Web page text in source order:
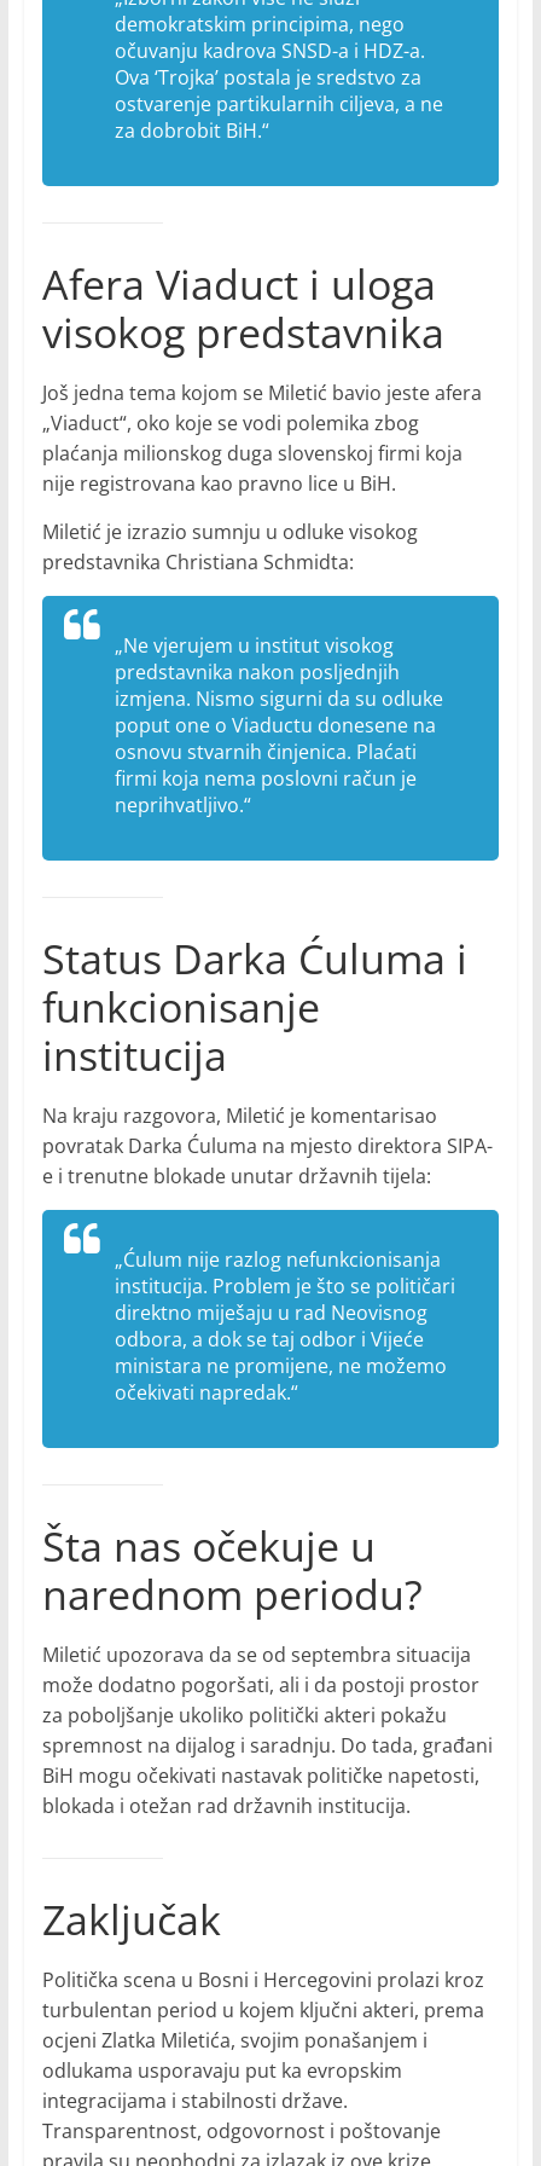
demokratskim principima, nego
očuvanju kadrova SNSD-a i HDZ-a.
Ova ‘Trojka’ postala je sredstvo za
ostvarenje partikularnih ciljeva, a ne
za dobrobit BiH.“
Afera Viaduct i uloga
visokog predstavnika
Još jedna tema kojom se Miletić bavio jeste aferа
„Viaduct“, oko koje se vodi polemika zbog
plaćanja milionskog duga slovenskoj firmi koja
nije registrovana kao pravno lice u BiH.
Miletić je izrazio sumnju u odluke visokog
predstavnika Christiana Schmidta:
„Ne vjerujem u institut visokog
predstavnika nakon posljednjih
izmjena. Nismo sigurni da su odluke
poput one o Viaductu donesene na
osnovu stvarnih činjenica. Plaćati
firmi koja nema poslovni račun je
neprihvatljivo.“
Status Darka Ćuluma i
funkcionisanje
institucija
Na kraju razgovora, Miletić je komentarisao
povratak Darka Ćuluma na mjesto direktora SIPA-
e i trenutne blokade unutar državnih tijela:
„Ćulum nije razlog nefunkcionisanja
institucija. Problem je što se političari
direktno miješaju u rad Neovisnog
odbora, a dok se taj odbor i Vijeće
ministara ne promijene, ne možemo
očekivati napredak.“
Šta nas očekuje u
narednom periodu?
Miletić upozorava da se od septembra situacija
može dodatno pogoršati, ali i da postoji prostor
za poboljšanje ukoliko politički akteri pokažu
spremnost na dijalog i saradnju. Do tada, građani
BiH mogu očekivati nastavak političke napetosti,
blokada i otežan rad državnih institucija.
Zaključak
Politička scena u Bosni i Hercegovini prolazi kroz
turbulentan period u kojem ključni akteri, prema
ocjeni Zlatka Miletića, svojim ponašanjem i
odlukama usporavaju put ka evropskim
integracijama i stabilnosti države.
Transparentnost, odgovornost i poštovanje